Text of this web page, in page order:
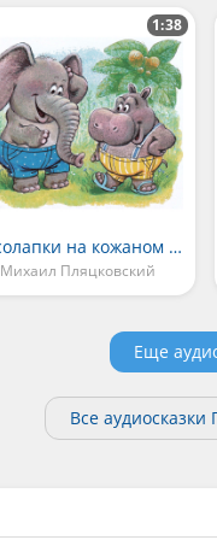
Босолапки на кожаном ходу
Михаил Пляцковский
1:38
Еще
Все аудиосказки